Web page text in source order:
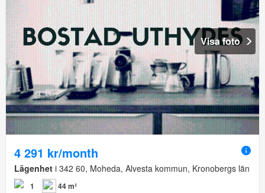
Visa foto
4 291 kr/month
Lägenhet i 342 60, Moheda, Alvesta kommun, Kronobergs län
1
44 m²